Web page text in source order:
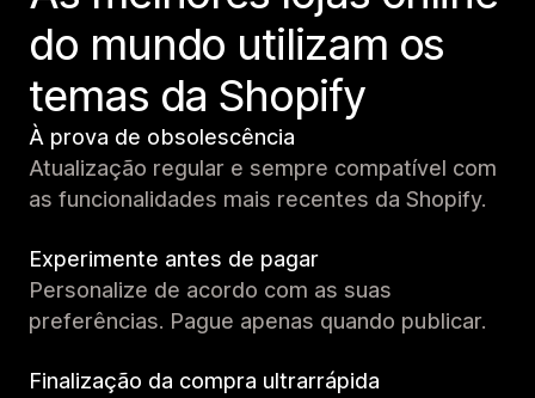
do mundo utilizam os
temas da Shopify
À prova de obsolescência
Atualização regular e sempre compatível com
as funcionalidades mais recentes da Shopify.
Experimente antes de pagar
Personalize de acordo com as suas
preferências. Pague apenas quando publicar.
Finalização da compra ultrarrápida